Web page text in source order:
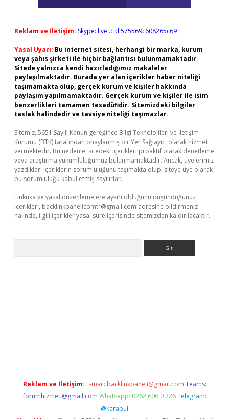
Reklam ve İletişim: Skype: live:.cid.575569c608265c69
Yasal Uyarı: Bu internet sitesi, herhangi bir marka, kurum
veya şahıs şirketi ile hiçbir bağlantısı bulunmamaktadır.
Sitede yalnızca kendi hazırladığımız makaleler
paylaşılmaktadır. Burada yer alan içerikler haber niteliği
taşımamakta olup, gerçek kurum ve kişiler hakkında
paylaşım yapılmamaktadır. Gerçek kurum ve kişiler ile isim
benzerlikleri tamamen tesadüfidir. Sitemizdeki bilgiler
taslak halindedir ve tavsiye niteliği taşımazlar.
Sitemiz, 5651 Sayılı Kanun gereğince Bilgi Teknolojileri ve İletişim
Kurumu (BTK) tarafından onaylanmış bir Yer Sağlayıcı olarak hizmet
vermektedir. Bu nedenle, sitedeki içerikleri proaktif olarak denetleme
veya araştırma yükümlülüğümüz bulunmamaktadır. Ancak, üyelerimiz
yazdıkları içeriklerin sorumluluğunu taşımakta olup, siteye üye olarak
bu sorumluluğu kabul etmiş sayılırlar.
Hukuka ve yasal düzenlemelere aykırı olduğunu düşündüğünüz
içerikleri, backlinkpanelicomtr@gmail.com adresine bildirmeniz
halinde, ilgili içerikler yasal süre içerisinde sitemizden kaldırılacaktır.
Reklam ve İletişim: E-mail: backlinkpaneli@gmail.com Teams:
forumhizmeti@gmail.com Whatsapp: 0262 606 0 726 Telegram:
@karabul